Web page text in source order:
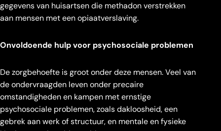
gegevens van huisartsen die methadon verstrekken
aan mensen met een opiaatverslaving.
Onvoldoende hulp voor psychosociale problemen
De zorgbehoefte is groot onder deze mensen. Veel van
de ondervraagden leven onder precaire
omstandigheden en kampen met ernstige
psychosociale problemen, zoals dakloosheid, een
gebrek aan werk of structuur, en mentale en fysieke